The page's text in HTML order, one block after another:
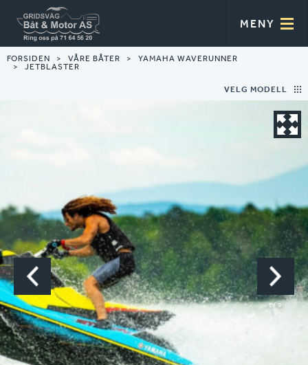
MENY
FORSIDEN VÅRE BÅTER YAMAHA WAVERUNNER
JETBLASTER
VELG MODELL